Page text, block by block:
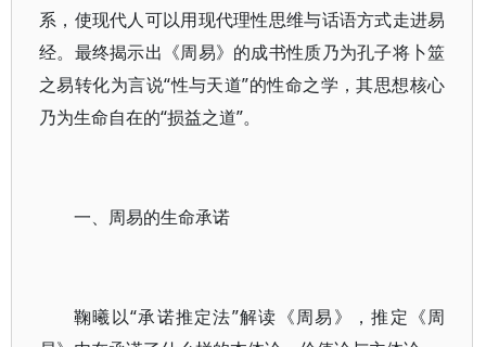
系，使现代人可以用现代理性思维与话语方式走进易
经。最终揭示出《周易》的成书性质乃为孔子将卜筮
之易转化为言说“性与天道”的性命之学，其思想核心
乃为生命自在的“损益之道”。
一、周易的生命承诺
鞠曦以“承诺推定法”解读《周易》，推定《周